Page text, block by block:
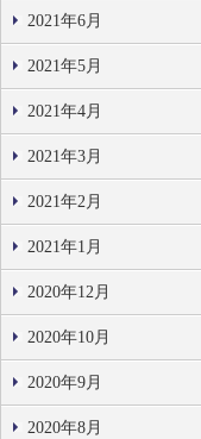
2021年6月
2021年5月
2021年4月
2021年3月
2021年2月
2021年1月
2020年12月
2020年10月
2020年9月
2020年8月